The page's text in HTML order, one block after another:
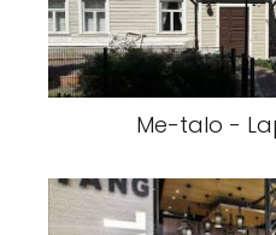
Me-talo -